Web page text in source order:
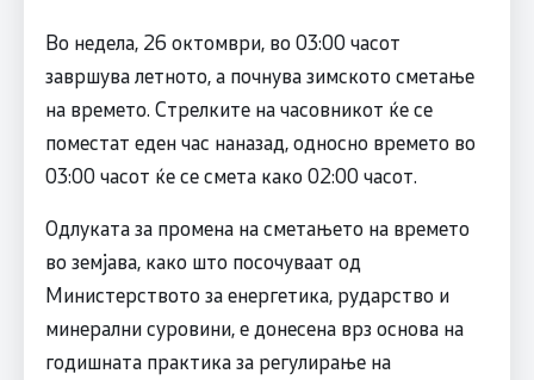
Во недела, 26 октомври, во 03:00 часот
завршува летното, а почнува зимското сметање
на времето. Стрелките на часовникот ќе се
поместат еден час наназад, односно времето во
03:00 часот ќе се смета како 02:00 часот.
Одлуката за промена на сметањето на времето
во земјава, како што посочуваат од
Министерството за енергетика, рударство и
минерални суровини, е донесена врз основа на
годишната практика за регулирање на